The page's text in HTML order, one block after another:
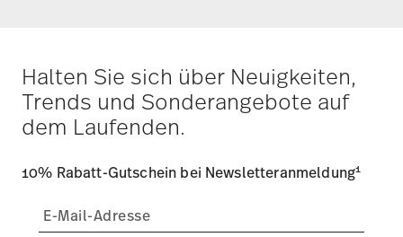
Halten Sie sich über Neuigkeiten,
Trends und Sonderangebote auf
dem Laufenden.
10% Rabatt-Gutschein bei Newsletteranmeldung1